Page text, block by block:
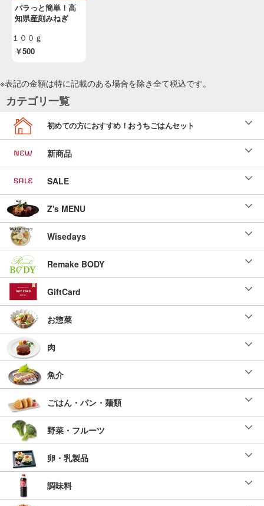
４月）
ガーリックしらすの冷奴
「お客様大感謝祭り 調味料レシピ」（ＳＬＣ
倶楽部２０２６年３月）
ＬＣ倶楽部２０２６年３月）
０２６年２月）
投稿日：2025/12/29 投稿者：SL Creations
６年２月）
「ＳＬセレクトアレンジメニュー」（ＳＬＣ倶
楽部２０２６年１月）
「菊池晋作シェフレシピ」 （ＳＬＣ倶楽部２
０２５年１０月）
投稿日：2025/08/20 投稿者：SL Creations
「菊池晋作シェフレシピ」 （ＳＬＣ倶楽部２
０２５年１０月）
パラっと簡単！高
知県産刻みねぎ
１００ｇ
￥500
※表記の金額は特に記載のある場合を除き全て税込です。
カテゴリ一覧
初めての方におすすめ！おうちごはんセット
新商品
SALE
Z's MENU
Wisedays
Remake BODY
GiftCard
お惣菜
肉
魚介
ごはん・パン・麺類
野菜・フルーツ
卵・乳製品
調味料